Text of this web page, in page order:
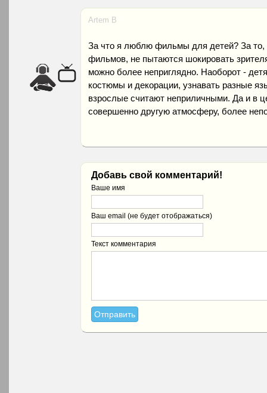
Artem B
За что я люблю фильмы для детей? За то,
фильмов, не пытаются шокировать
можно более неприглядно. Наоборот -
костюмы и декорации, узнавать разные
взрослые считают неприличными. Да и в
совершенно другую атмосферу, более
Добавь свой комментарий!
Ваше имя
Ваш email (не будет отображаться)
Текст комментария